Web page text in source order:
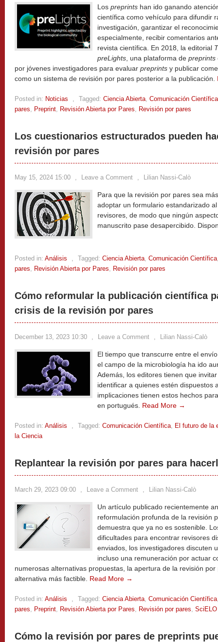
Los preprints han ido ganando
científica como vehículo para difundir
investigación, garantizar el
especialmente, recibir comentarios
revista científica. En 2018, la editorial
preLights , una plataforma de preprints
por jóvenes investigadores para evaluar preprints y publicar
como un sistema de revisión por pares posterior a la publicación.
Posted in: Noticias , Tagged: Ciencia Abierta, Comunicación Científica
pares, Preprint, Revisión Abierta por Pares, Revisión por pares
Los cuestionarios estructurados pueden
revisión por pares
May 15, 2024 15:00 , Leave a Comment , Lilian Nassi-Calò
Para que la revisión por pares sea
adoptar un formulario estandarizado
revisores, de modo que ningún
manuscrito pase desapercibido.
Posted in: Análisis , Tagged: Ciencia Abierta, Comunicación Científica
pares, Revisión Abierta por Pares, Revisión por pares
Cómo reformular la publicación científica
crisis de la revisión por pares
December 13, 2023 10:30 , Leave a Comment , Lilian Nassi-Calò
El tiempo que transcurre entre el
el campo de la microbiología ha ido
Además, los editores tienen que
identificar a quienes estén dispuestos
implicaciones tienen estos hechos
en portugués. Read More →
Posted in: Análisis , Tagged: Comunicación Científica, El futuro de la
la Ciencia
Replantear la revisión por pares para
March 29, 2023 09:00 , Leave a Comment , Lilian Nassi-Calò
Un artículo publicado recientemente
reformulación profunda de la revisión
demuestra que ya no es sostenible.
dificultades para encontrar revisores
enviados, los investigadores discuten
incluso una remuneración por actuar
numerosas alternativas propuestas, la apertura de la revisión
alternativa más factible. Read More →
Posted in: Análisis , Tagged: Ciencia Abierta, Comunicación Científica
pares, Preprint, Revisión Abierta por Pares, Revisión por pares,
Cómo la revisión por pares de preprints